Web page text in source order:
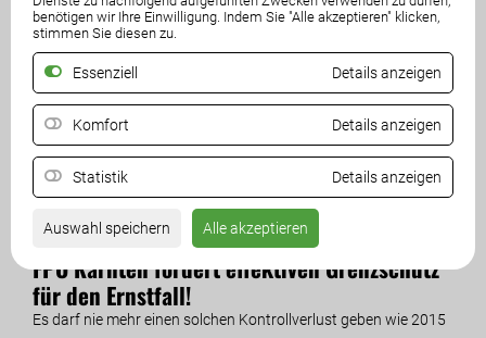
benötigen wir Ihre Einwilligung. Indem Sie "Alle akzeptieren" klicken,
stimmen Sie diesen zu.
Essenziell Details anzeigen
Komfort Details anzeigen
Statistik Details anzeigen
Auswahl speichern Alle akzeptieren
25. September 2019
FPÖ Kärnten fordert effektiven Grenzschutz
für den Ernstfall!
Es darf nie mehr einen solchen Kontrollverlust geben wie 2015